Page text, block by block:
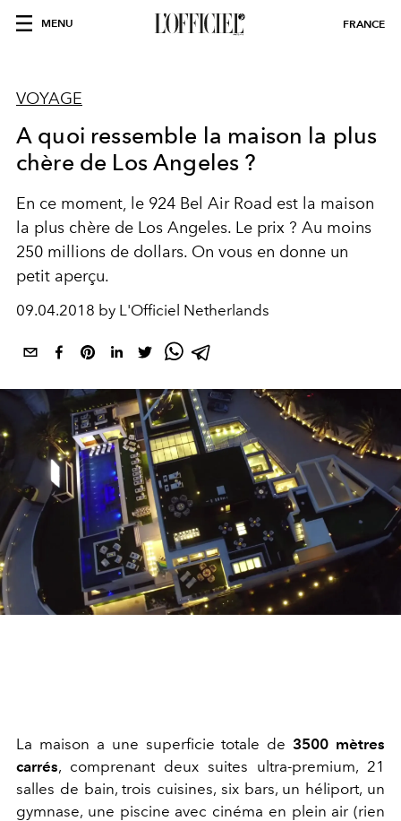
MENU FRANCE
VOYAGE
A quoi ressemble la maison la plus
chère de Los Angeles ?
En ce moment, le 924 Bel Air Road est la maison
la plus chère de Los Angeles. Le prix ? Au moins
250 millions de dollars. On vous en donne un
petit aperçu.
09.04.2018 by L'Officiel Netherlands
La maison a une superficie totale de3500 mètres
carrés, comprenant deux suites ultra-premium, 21
salles de bain, trois cuisines, six bars, un héliport, un
gymnase, une piscine avec cinéma en plein air (rien